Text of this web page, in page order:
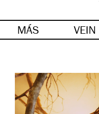
MÁS VEIN